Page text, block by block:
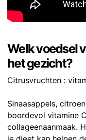
Welk voedsel
het gezicht?
Citrusvruchten :
Sinaasappels,
boordevol vitamine
collageenaanmaak.